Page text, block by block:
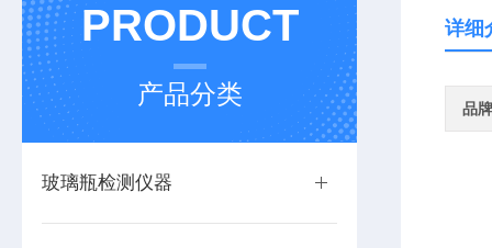
PRODUCT
产品分类
玻璃瓶检测仪器
详细
品牌